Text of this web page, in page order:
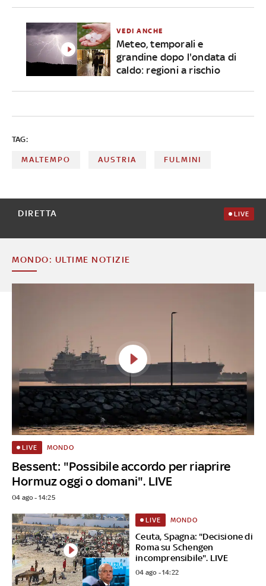
VEDI ANCHE
Meteo, temporali e
grandine dopo l'ondata di
caldo: regioni a rischio
TAG:
MALTEMPO AUSTRIA FULMINI
DIRETTA LIVE
MONDO: ULTIME NOTIZIE
Bessent: "Possibile accordo per riaprire
Hormuz oggi o domani". LIVE
LIVE MONDO
04 ago - 14:25
Ceuta, Spagna: "Decisione di
Roma su Schengen
incomprensibile". LIVE
LIVE MONDO
04 ago - 14:22